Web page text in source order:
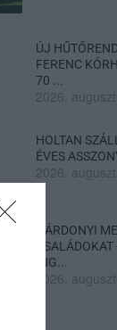
ÚJ
FERENC
70 ...
2026.
HOLTAN
ÉVES
2026.
GÁRDONYI
ING...
2026.